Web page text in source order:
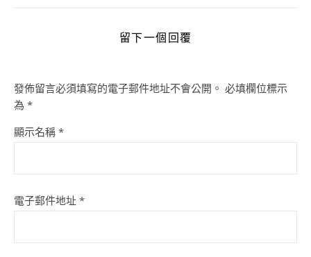
留下一個回覆
發佈留言必須填寫的電子郵件地址不會公開。 必填欄位標示
為 *
顯示名稱 *
電子郵件地址 *